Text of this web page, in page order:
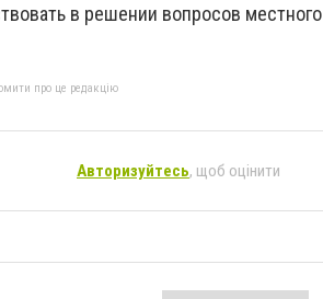
в решении вопросов местного
про це редакцію
Авторизуйтесь, щоб оцінити